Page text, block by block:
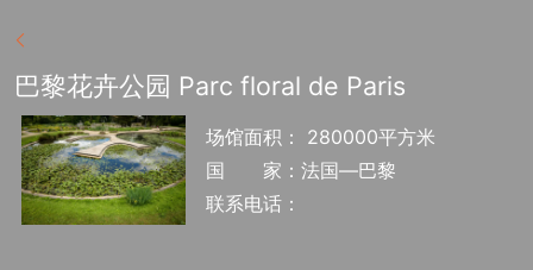
巴黎花卉公园 Parc floral de Paris
场馆面积： 280000平方米
国
家：法国—巴黎
联系电话：